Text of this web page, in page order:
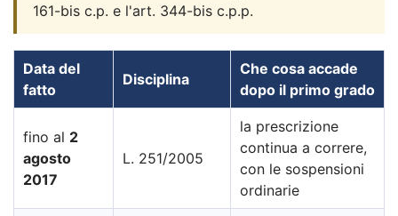
161-bis c.p. e l'art. 344-bis c.p.p.
Data del
fatto
Disciplina
Che cosa accade
dopo il primo grado
fino al 2
agosto
2017
L. 251/2005
la prescrizione
continua a correre,
con le sospensioni
ordinarie